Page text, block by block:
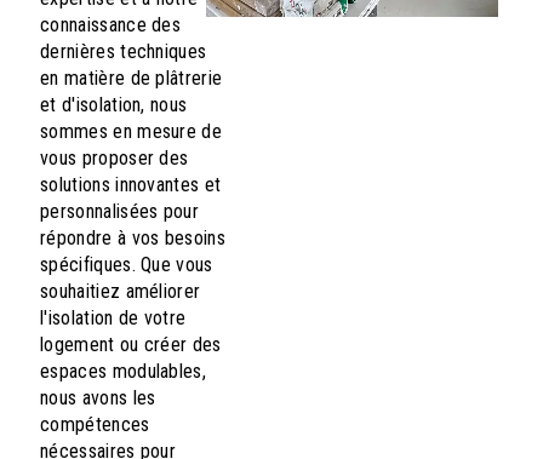
connaissance des
dernières techniques
en matière de plâtrerie
et d'isolation, nous
sommes en mesure de
vous proposer des
solutions innovantes et
personnalisées pour
répondre à vos besoins
spécifiques. Que vous
souhaitiez améliorer
l'isolation de votre
logement ou créer des
espaces modulables,
nous avons les
compétences
nécessaires pour